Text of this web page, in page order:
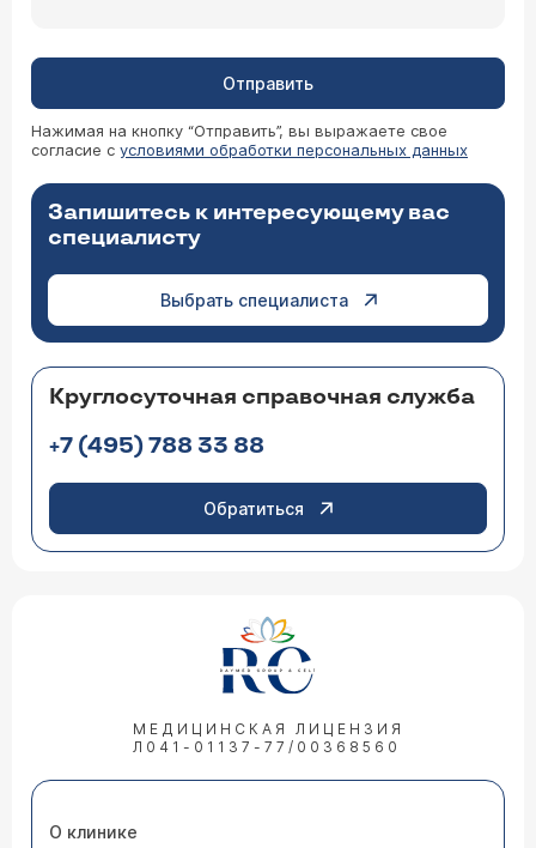
Отправить
Нажимая на кнопку “Отправить”, вы выражаете свое
согласие с условиями обработки персональных данных
Запишитесь к интересующему вас
специалисту
Выбрать специалиста
Круглосуточная справочная служба
+7 (495) 788 33 88
Обратиться
МЕДИЦИНСКАЯ ЛИЦЕНЗИЯ
Л041-01137-77/00368560
О клинике